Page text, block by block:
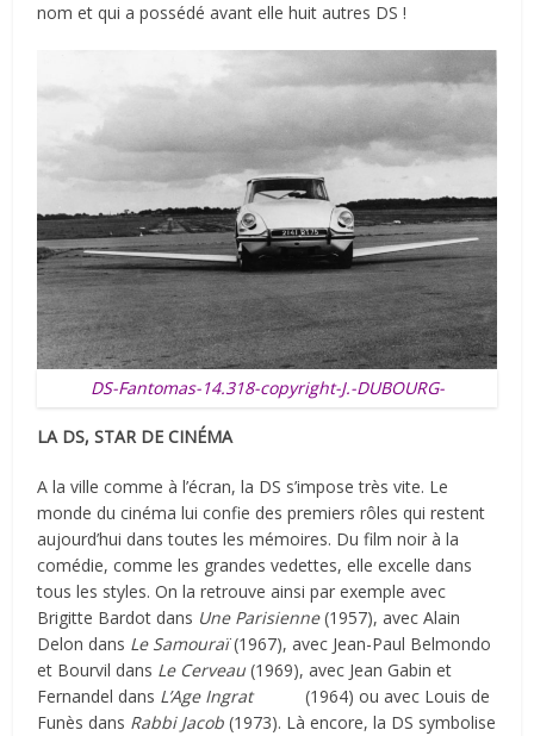
nom et qui a possédé avant elle huit autres DS !
DS-Fantomas-14.318-copyright-J.-DUBOURG-
LA DS, STAR DE CINÉMA
A la ville comme à l’écran, la DS s’impose très vite. Le
monde du cinéma lui confie des premiers rôles qui restent
aujourd’hui dans toutes les mémoires. Du film noir à la
comédie, comme les grandes vedettes, elle excelle dans
tous les styles. On la retrouve ainsi par exemple avec
Brigitte Bardot dans Une Parisienne(1957), avec Alain
Delon dans Le Samouraï(1967), avec Jean-Paul Belmondo
et Bourvil dans Le Cerveau(1969), avec Jean Gabin et
Fernandel dans L’Age Ingrat(1964) ou avec Louis de
Funès dans Rabbi Jacob(1973). Là encore, la DS symbolise